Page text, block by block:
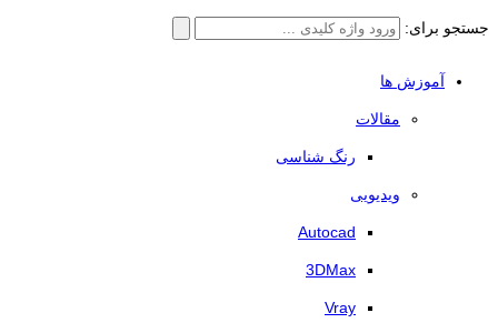
جستجو برای:
آموزش ها
مقالات
رنگ شناسی
ویدیویی
Autocad
3DMax
Vray